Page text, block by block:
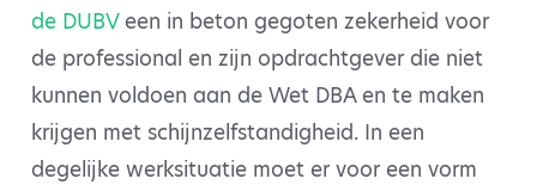
de DUBVeen in beton gegoten zekerheid voor
de professional en zijn opdrachtgever die niet
kunnen voldoen aan de Wet DBA en te maken
krijgen met schijnzelfstandigheid. In een
degelijke werksituatie moet er voor een vorm